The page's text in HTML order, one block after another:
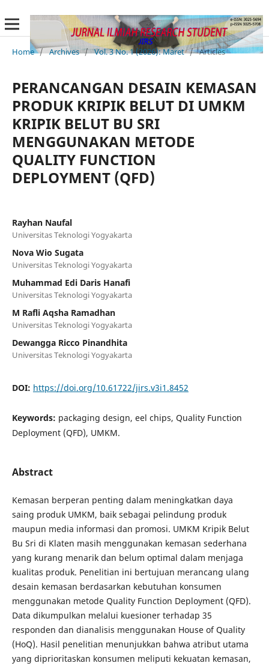
Home / Archives / Vol. 3 No. 1 (2026): Maret / Articles
PERANCANGAN DESAIN KEMASAN
PRODUK KRIPIK BELUT DI UMKM
KRIPIK BELUT BU SRI
MENGGUNAKAN METODE
QUALITY FUNCTION
DEPLOYMENT (QFD)
Rayhan Naufal
Universitas Teknologi Yogyakarta
Nova Wio Sugata
Universitas Teknologi Yogyakarta
Muhammad Edi Daris Hanafi
Universitas Teknologi Yogyakarta
M Rafli Aqsha Ramadhan
Universitas Teknologi Yogyakarta
Dewangga Ricco Pinandhita
Universitas Teknologi Yogyakarta
DOI: https://doi.org/10.61722/jirs.v3i1.8452
Keywords: packaging design, eel chips, Quality Function
Deployment (QFD), UMKM.
Abstract
Kemasan berperan penting dalam meningkatkan daya
saing produk UMKM, baik sebagai pelindung produk
maupun media informasi dan promosi. UMKM Kripik Belut
Bu Sri di Klaten masih menggunakan kemasan sederhana
yang kurang menarik dan belum optimal dalam menjaga
kualitas produk. Penelitian ini bertujuan merancang ulang
desain kemasan berdasarkan kebutuhan konsumen
menggunakan metode Quality Function Deployment (QFD).
Data dikumpulkan melalui kuesioner terhadap 35
responden dan dianalisis menggunakan House of Quality
(HoQ). Hasil penelitian menunjukkan bahwa atribut utama
yang diprioritaskan konsumen meliputi kekuatan kemasan,